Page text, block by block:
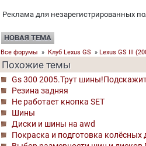
Реклама для незарегистрированных
НОВАЯ ТЕМА
Все форумы » Клуб Lexus GS » Lexus GS III
Похожие темы
Gs 300 2005.Трут
Резина задняя
Не работает кнопка SET
Шины
Диски и шины на awd
Покраска и подготовка колёсных